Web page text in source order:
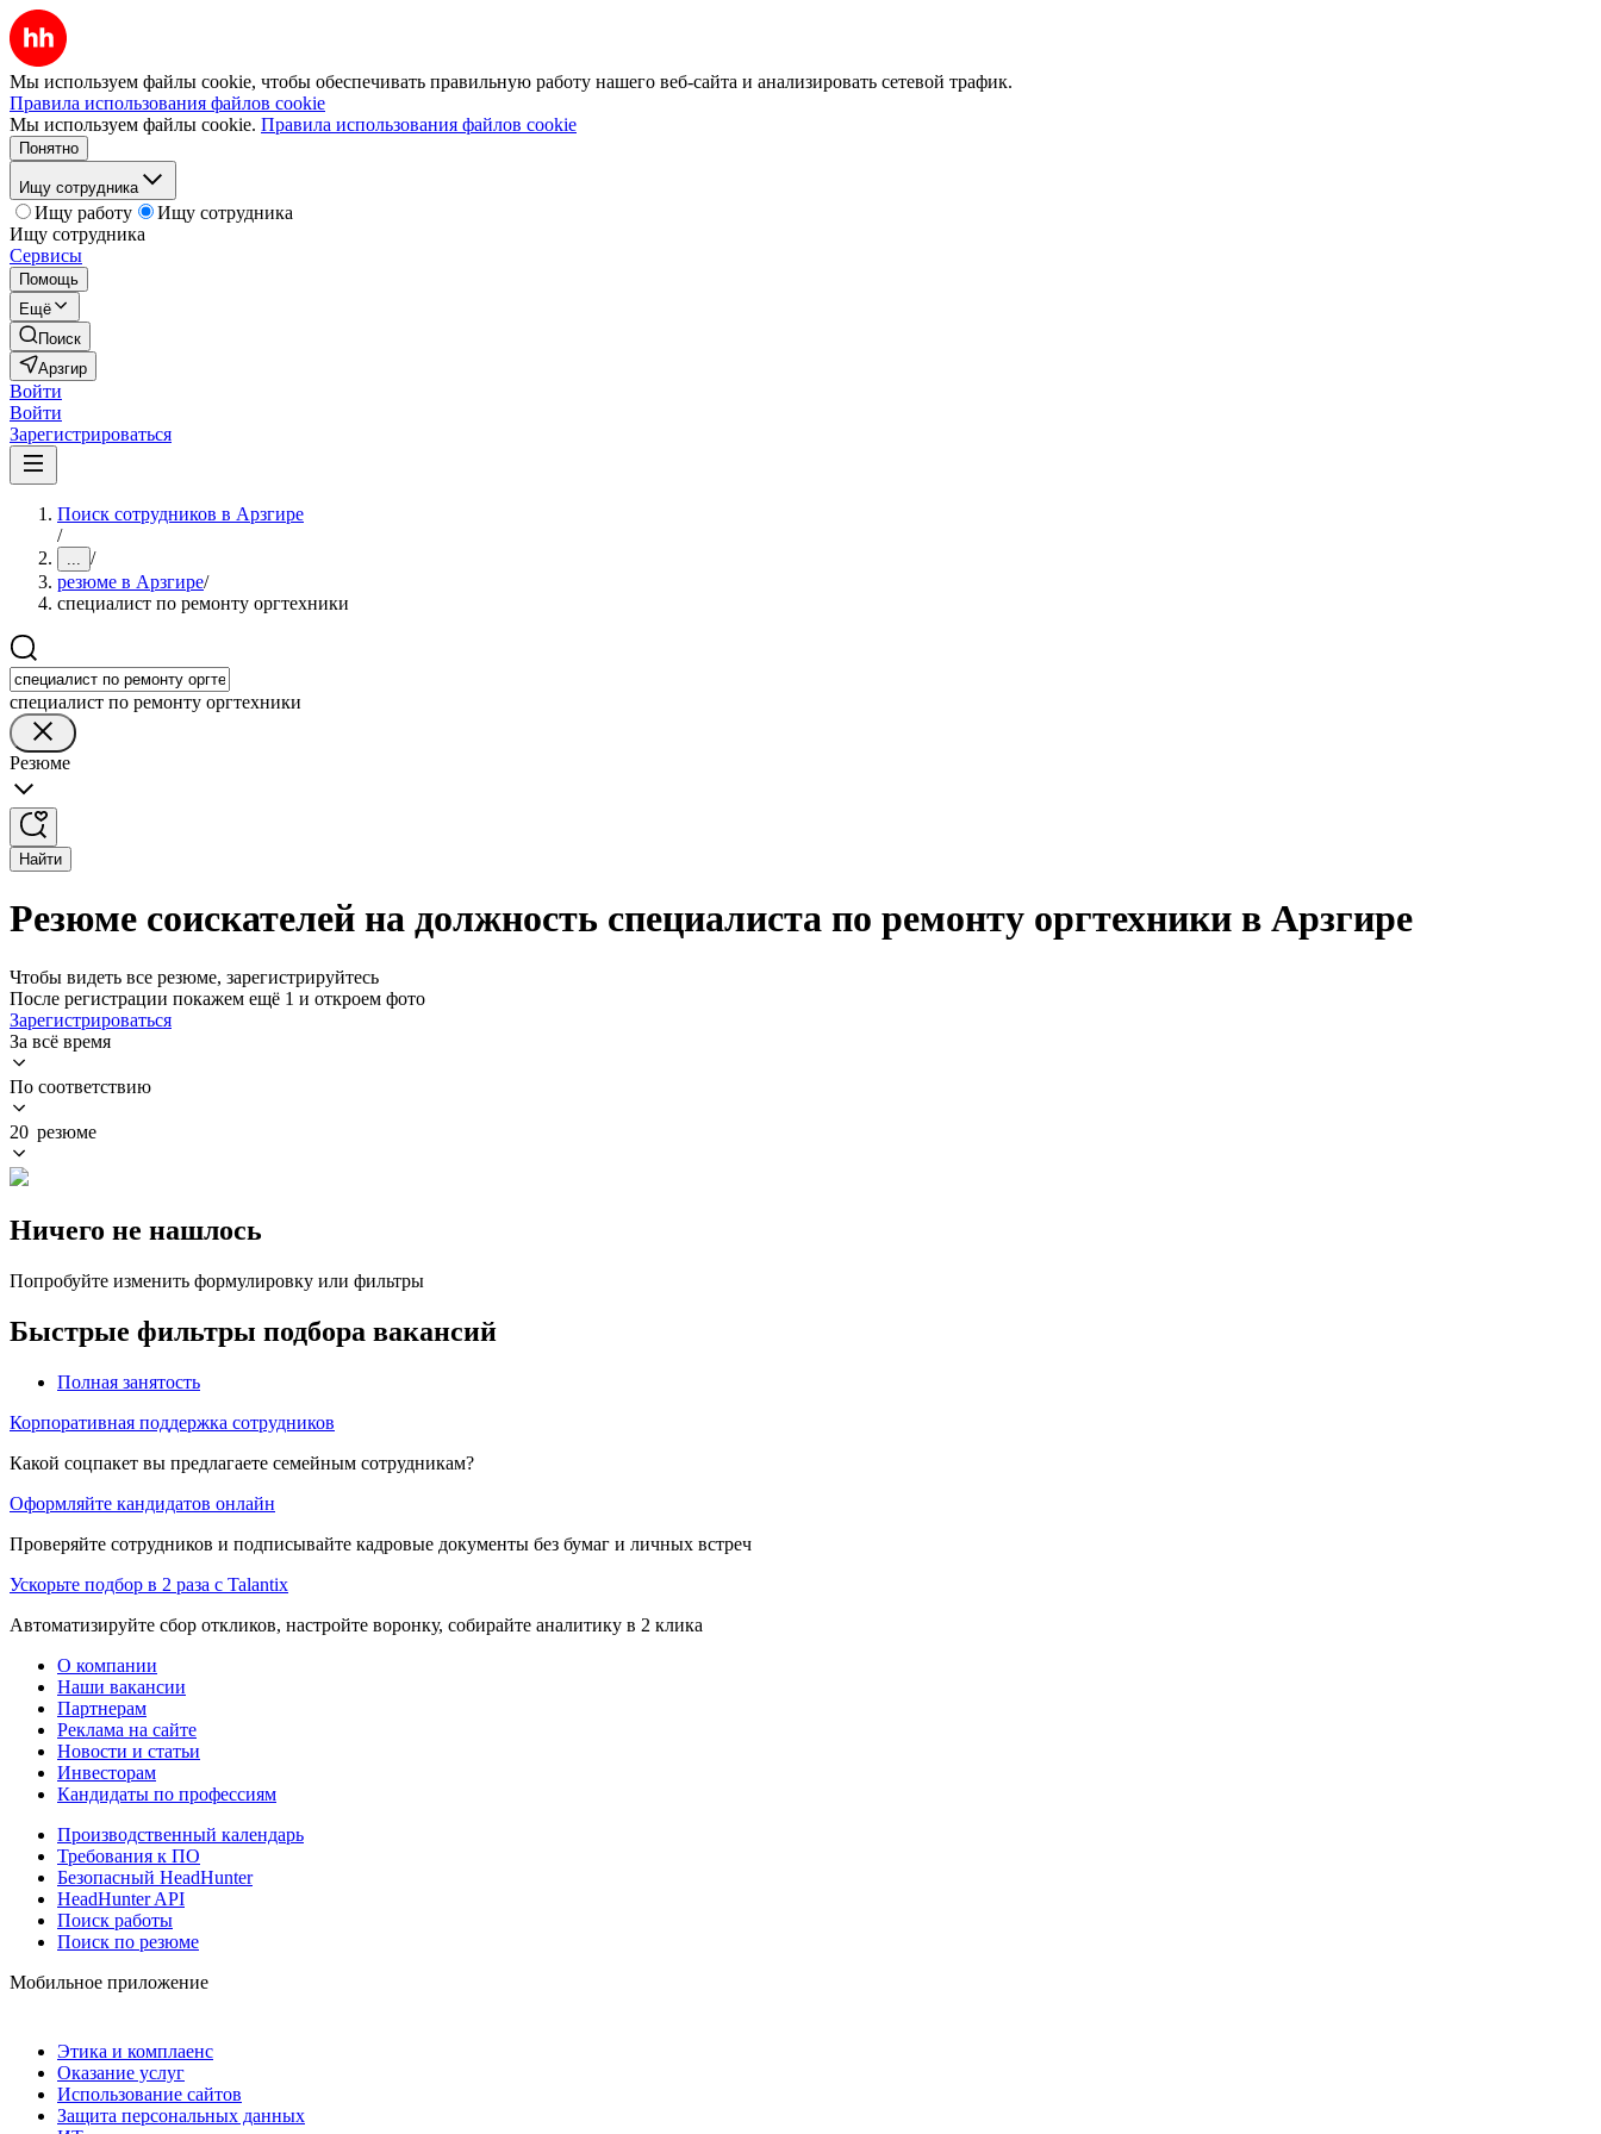
Мы используем файлы cookie, чтобы обеспечивать правильную работу нашего веб-сайта и анализировать сетевой трафик.
Правила использования файлов cookie
Мы используем файлы cookie. Правила использования файлов cookie
Понятно
Ищу сотрудника
Ищу работу
Ищу сотрудника
Ищу сотрудника
Сервисы
Помощь
Ещё
Поиск
Арзгир
Войти
Войти
Зарегистрироваться
Поиск сотрудников в Арзгире
/
... /
резюме в Арзгире/
специалист по ремонту оргтехники
специалист по ремонту оргтехники
Резюме
Найти
Резюме соискателей на должность специалиста по ремонту оргтехники в Арзгире
Чтобы видеть все резюме, зарегистрируйтесь
После регистрации покажем ещё 1 и откроем фото
Зарегистрироваться
За всё время
По соответствию
20 резюме
Ничего не нашлось
Попробуйте изменить формулировку или фильтры
Быстрые фильтры подбора вакансий
Полная занятость
Корпоративная поддержка сотрудников
Какой соцпакет вы предлагаете семейным сотрудникам?
Оформляйте кандидатов онлайн
Проверяйте сотрудников и подписывайте кадровые документы без бумаг и личных встреч
Ускорьте подбор в 2 раза с Talantix
Автоматизируйте сбор откликов, настройте воронку, собирайте аналитику в 2 клика
О компании
Наши вакансии
Партнерам
Реклама на сайте
Новости и статьи
Инвесторам
Кандидаты по профессиям
Производственный календарь
Требования к ПО
Безопасный HeadHunter
HeadHunter API
Поиск работы
Поиск по резюме
Мобильное приложение
Этика и комплаенс
Оказание услуг
Использование сайтов
Защита персональных данных